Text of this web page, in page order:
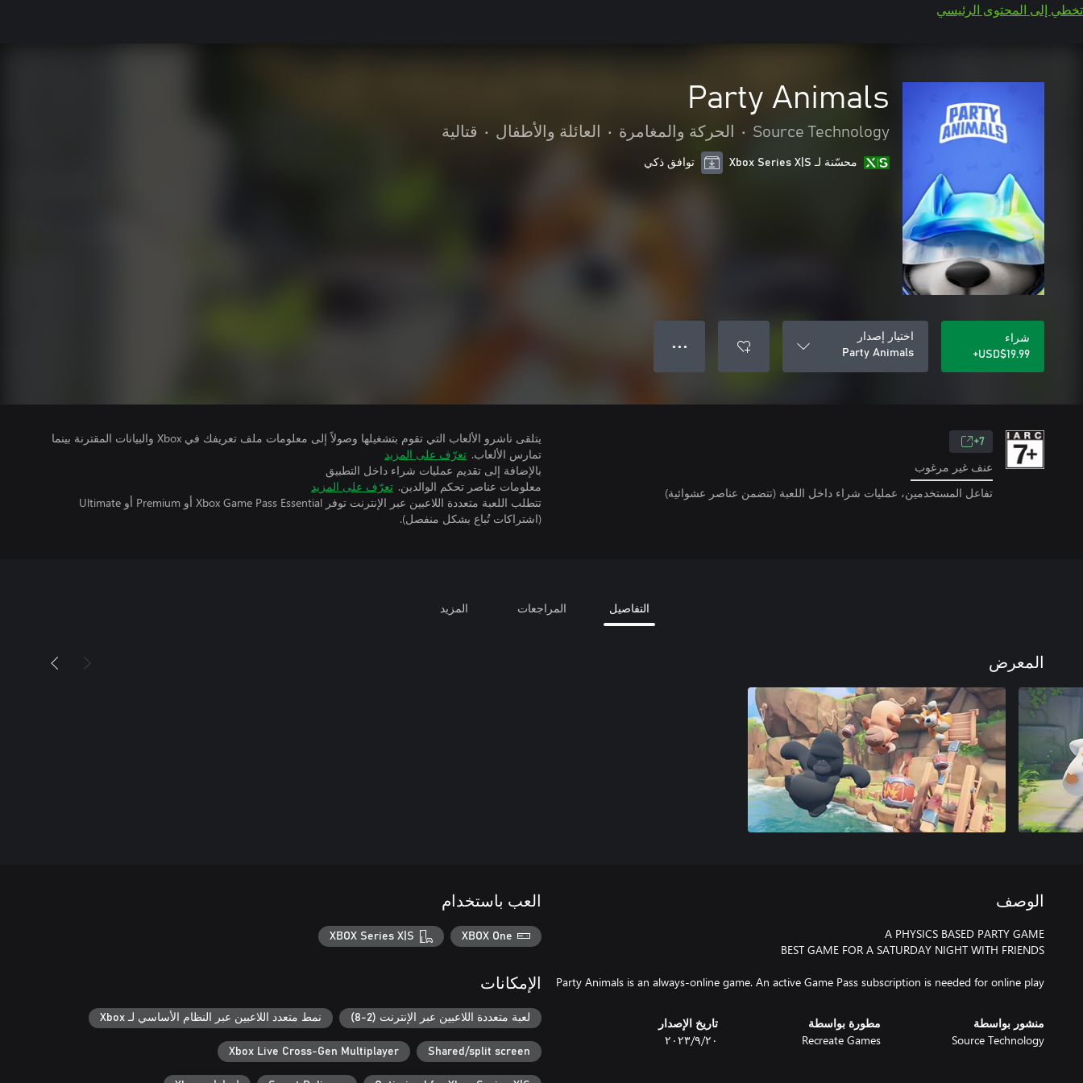
تخطي إلى المحتوى الرئيسي
Party Animals
Source Technology
• الحركة والمغامرة • العائلة والأطفال • قتالية
محسّنة لـ Xbox Series X|S توافق ذكي
شراء
USD$19.99+
اختيار إصدار
Party Animals
● ● ●
7+
عنف غير مرغوب
تفاعل المستخدمين، عمليات شراء داخل اللعبة (تتضمن عناصر عشوائية)
يتلقى ناشرو الألعاب التي تقوم بتشغيلها وصولاً إلى معلومات ملف تعريفك في Xbox والبيانات المقترنة بينما
تمارس الألعاب. تعرّف على المزيد
بالإضافة إلى تقديم عمليات شراء داخل التطبيق
معلومات عناصر تحكم الوالدين. تعرّف على المزيد
تتطلب اللعبة متعددة اللاعبين عبر الإنترنت توفر Xbox Game Pass Essential أو Premium أو Ultimate
(اشتراكات تُباع بشكل منفصل).
التفاصيل المراجعات المزيد
المعرض
الوصف
Party Animals is an always-online game. An active Game Pass subscription is needed for online play
منشور بواسطة
Source Technology
مطورة بواسطة
Recreate Games
تاريخ الإصدار
٢٠‏/٩‏/٢٠٢٣
العب باستخدام
XBOX One
XBOX Series X|S
الإمكانات
لعبة متعددة اللاعبين عبر الإنترنت (2-8) نمط متعدد اللاعبين عبر النظام الأساسي لـ Xbox
Shared/split screen
Xbox Live Cross-Gen Multiplayer